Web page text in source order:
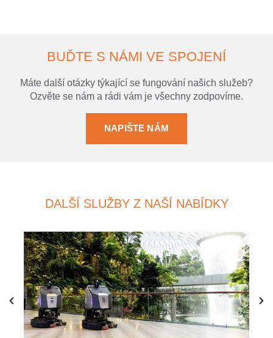
BUĎTE S NÁMI VE SPOJENÍ
Máte další otázky týkající se fungování našich služeb?
Ozvěte se nám a rádi vám je všechny zodpovíme.
NAPIŠTE NÁM
DALŠÍ SLUŽBY Z NAŠÍ NABÍDKY